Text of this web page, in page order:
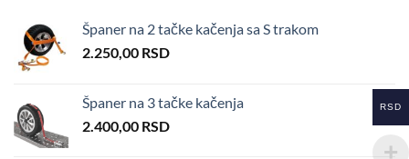
Španer na 2 tačke kačenja sa S trakom
2.250,00 RSD
Španer na 3 tačke kačenja
2.400,00 RSD
RSD